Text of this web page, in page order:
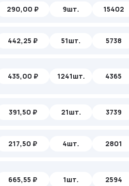
290,00 ₽ 9шт. 15402
442,25 ₽ 51шт. 5738
435,00 ₽ 1241шт. 4365
391,50 ₽ 21шт. 3739
217,50 ₽ 4шт. 2801
665,55 ₽ 1шт. 2594